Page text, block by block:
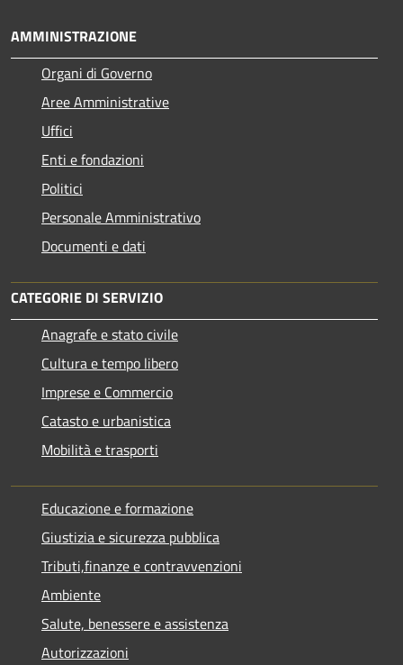
AMMINISTRAZIONE
Organi di Governo
Aree Amministrative
Uffici
Enti e fondazioni
Politici
Personale Amministrativo
Documenti e dati
CATEGORIE DI SERVIZIO
Anagrafe e stato civile
Cultura e tempo libero
Imprese e Commercio
Catasto e urbanistica
Mobilità e trasporti
Educazione e formazione
Giustizia e sicurezza pubblica
Tributi,finanze e contravvenzioni
Ambiente
Salute, benessere e assistenza
Autorizzazioni